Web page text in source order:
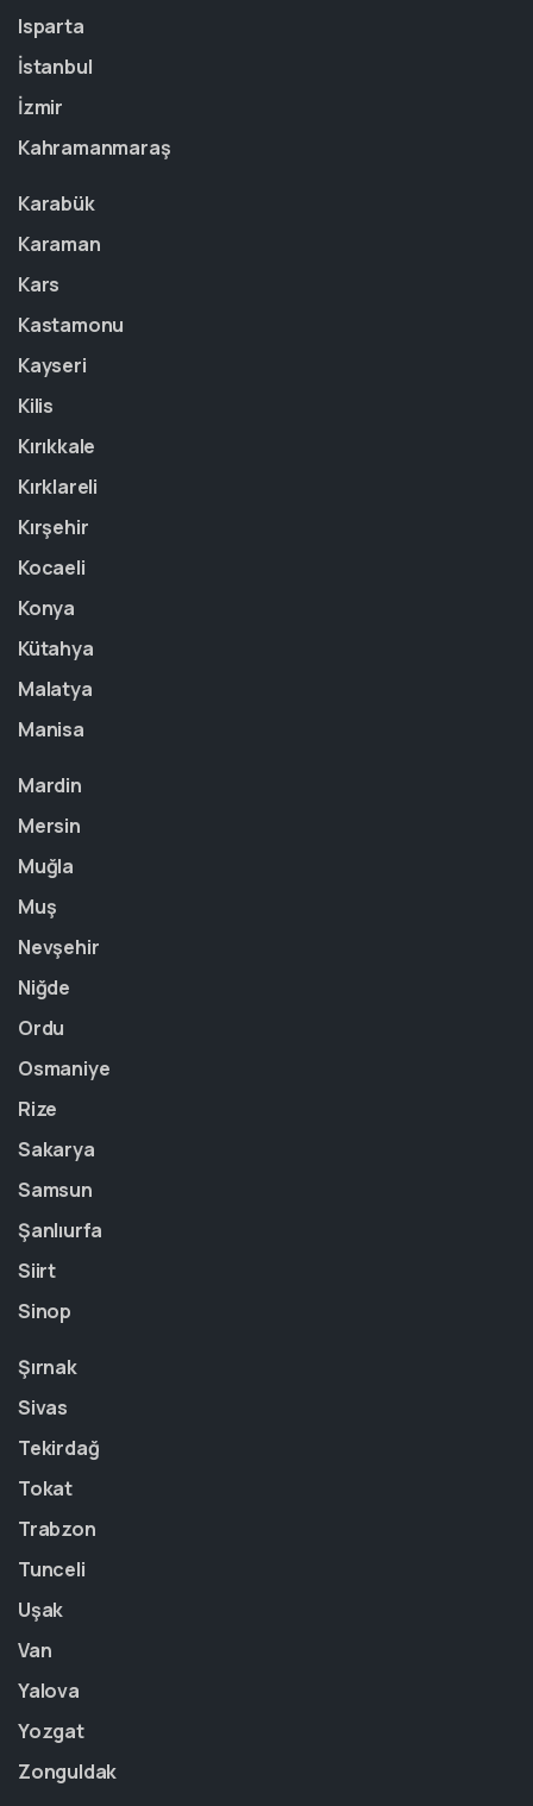
Isparta
İstanbul
İzmir
Kahramanmaraş
Karabük
Karaman
Kars
Kastamonu
Kayseri
Kilis
Kırıkkale
Kırklareli
Kırşehir
Kocaeli
Konya
Kütahya
Malatya
Manisa
Mardin
Mersin
Muğla
Muş
Nevşehir
Niğde
Ordu
Osmaniye
Rize
Sakarya
Samsun
Şanlıurfa
Siirt
Sinop
Şırnak
Sivas
Tekirdağ
Tokat
Trabzon
Tunceli
Uşak
Van
Yalova
Yozgat
Zonguldak